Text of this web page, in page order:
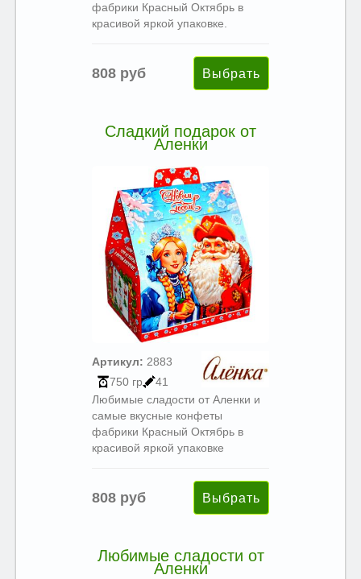
фабрики Красный Октябрь в
красивой яркой упаковке.
808 руб
Сладкий подарок от
Аленки
Артикул: 2883
750 гр
41
Любимые сладости от Аленки и
самые вкусные конфеты
фабрики Красный Октябрь в
красивой яркой упаковке
808 руб
Любимые сладости от
Аленки